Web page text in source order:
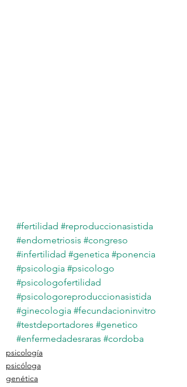
#fertilidad #reproduccionasistida
#endometriosis #congreso
#infertilidad #genetica #ponencia
#psicologia #psicologo
#psicologofertilidad
#psicologoreproduccionasistida
#ginecologia #fecundacioninvitro
#testdeportadores #genetico
#enfermedadesraras #cordoba
psicología
psicóloga
genética